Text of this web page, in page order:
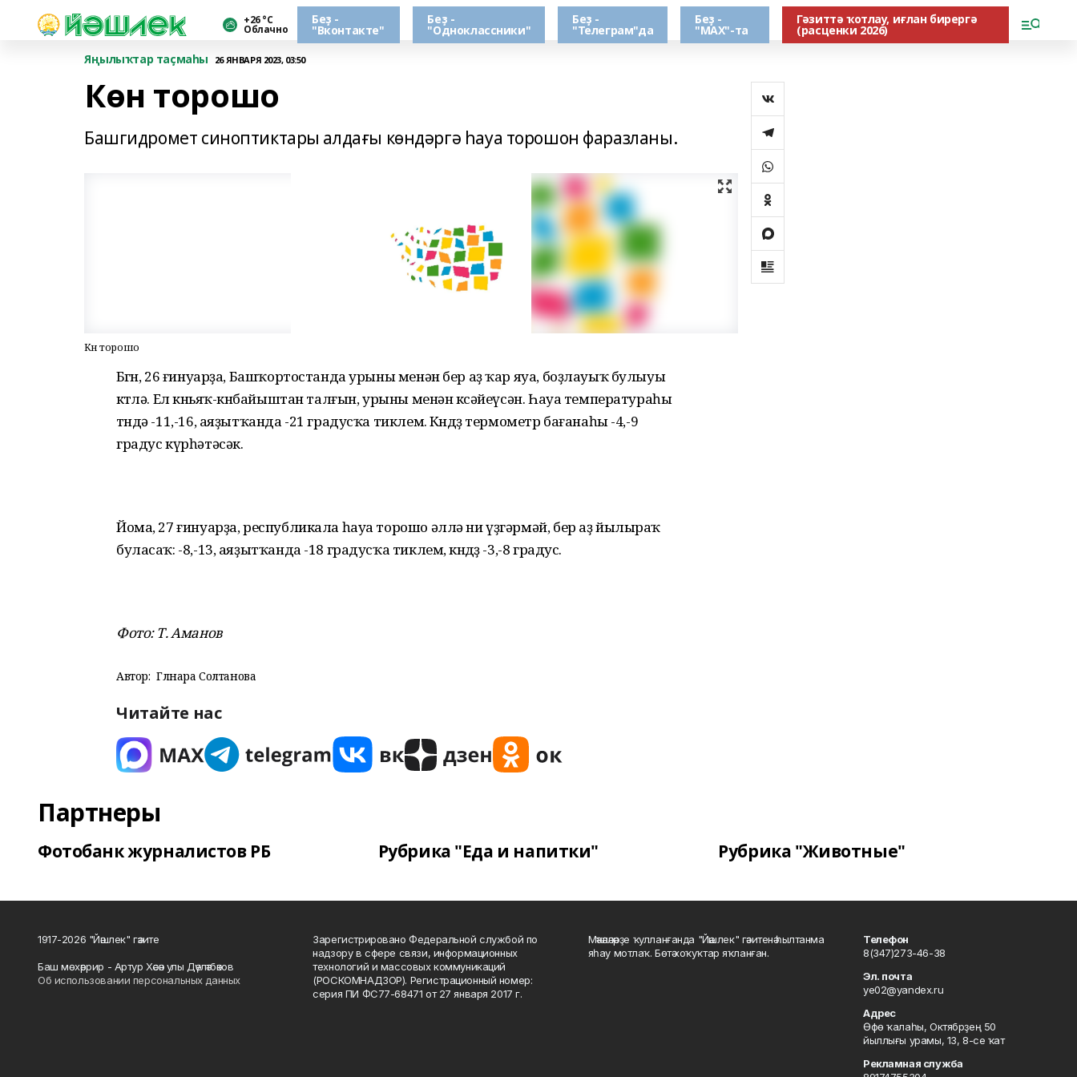
+26 °С
Облачно
Беҙ -
"Вконтакте"
Беҙ -
"Одноклассники"
Беҙ -
"Телеграм"да
Беҙ -
"МАХ"-та
Гәзиттә ҡотлау, иғлан бирергә
(расценки 2026)
Яңылыҡтар таҫмаһы
26 ЯНВАРЯ 2023, 03:50
Көн торошо
Башгидромет синоптиктары алдағы көндәргә һауа торошон фаразланы.
Көн торошо
Бөгөн, 26 ғинуарҙа, Башҡортостанда урыны менән бер аҙ ҡар яуа, боҙлауыҡ булыуы
көтөлә. Ел көньяҡ-көнбайыштан талғын, урыны менән көсәйеүсән. Һауа температураһы
төндә -11,-16, аяҙытҡанда -21 градусҡа тиклем. Көндөҙ термометр бағанаһы -4,-9
градус күрһәтәсәк.
Йома, 27 ғинуарҙа, республикала һауа торошо әллә ни үҙгәрмәй, бер аҙ йылыраҡ
буласаҡ: -8,-13, аяҙытҡанда -18 градусҡа тиклем, көндөҙ -3,-8 градус.
Фото: Т. Аманов
Автор: Гөлнара Солтанова
Читайте нас
Партнеры
Фотобанк журналистов РБ Рубрика "Еда и напитки" Рубрика "Животные"
1917-2026 "Йәшлек" гәзите
Баш мөхәррир - Артур Хәсән улы Дәүләтбәков
Об использовании персональных данных
Зарегистрировано Федеральной службой по
надзору в сфере связи, информационных
технологий и массовых коммуникаций
(РОСКОМНАДЗОР). Регистрационный номер:
серия ПИ ФС77-68471 от 27 января 2017 г.
Мәҡәләләрҙе ҡулланғанда "Йәшлек" гәзитенә һылтанма
яһау мотлаҡ. Бөтә хоҡуҡтар яҡланған.
Телефон
8(347)273-46-38
Эл. почта
ye02@yandex.ru
Адрес
Өфө ҡалаһы, Октябрҙең 50
йыллығы урамы, 13, 8-се ҡат
Рекламная служба